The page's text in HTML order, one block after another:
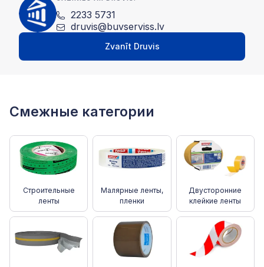
2233 5731
druvis@buvserviss.lv
Zvanīt Druvis
Смежные категории
Строительные
ленты
Малярные ленты,
пленки
Двусторонние
клейкие ленты